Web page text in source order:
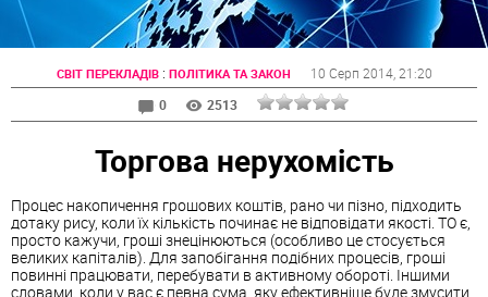
СВІТ ПЕРЕКЛАДІВ: ПОЛІТИКА ТА ЗАКОН 10 Серп 2014, 21:20
0
2513
Торгова нерухомість
Процес накопичення грошових коштів, рано чи пізно, підходить
дотаку рису, коли їх кількість починає не відповідати якості. ТО є,
просто кажучи, гроші знецінюються (особливо це стосується
великих капіталів). Для запобігання подібних процесів, гроші
повинні працювати, перебувати в активному обороті. Іншими
словами, коли у вас є певна сума, яку ефективніше буде змусити